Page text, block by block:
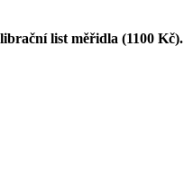
list měřidla (1100 Kč).